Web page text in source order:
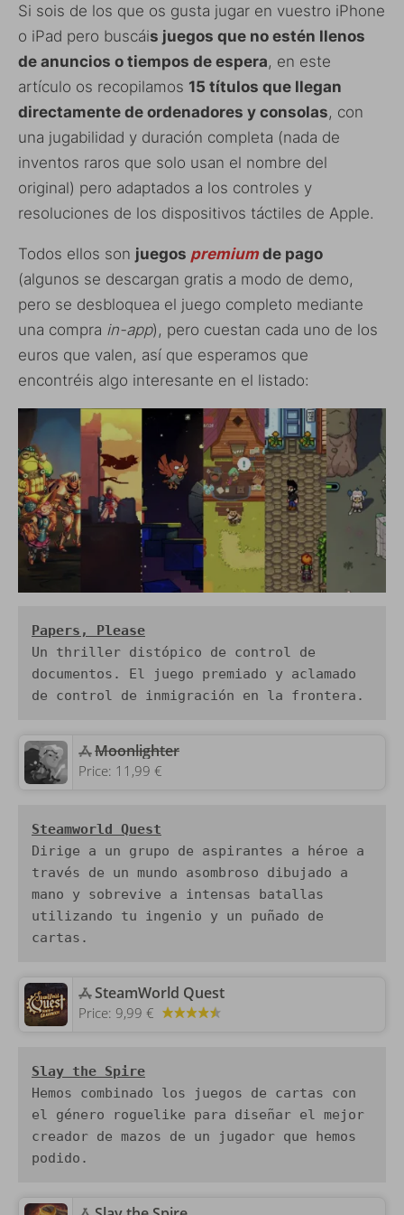
Si sois de los que os gusta jugar en vuestro iPhone
o iPad pero buscáis juegos que no estén llenos
de anuncios o tiempos de espera, en este
artículo os recopilamos 15 títulos que llegan
directamente de ordenadores y consolas, con
una jugabilidad y duración completa (nada de
inventos raros que solo usan el nombre del
original) pero adaptados a los controles y
resoluciones de los dispositivos táctiles de Apple.
Todos ellos son juegos premium de pago
(algunos se descargan gratis a modo de demo,
pero se desbloquea el juego completo mediante
una compra in-app), pero cuestan cada uno de los
euros que valen, así que esperamos que
encontréis algo interesante en el listado:
Papers, Please
Un thriller distópico de control de
documentos. El juego premiado y aclamado
de control de inmigración en la frontera.
‎Moonlighter
Price: 11,99 €
Steamworld Quest
Dirige a un grupo de aspirantes a héroe a
través de un mundo asombroso dibujado a
mano y sobrevive a intensas batallas
utilizando tu ingenio y un puñado de
cartas.
‎SteamWorld Quest
Price: 9,99 €
Hemos combinado los juegos de cartas con
el género roguelike para diseñar el mejor
creador de mazos de un jugador que hemos
podido.